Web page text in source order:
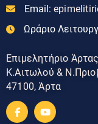
Email:
Ωράριο
Επιμελητήριο Άρτας
Κ.Αιτωλού &
47100, Άρτα